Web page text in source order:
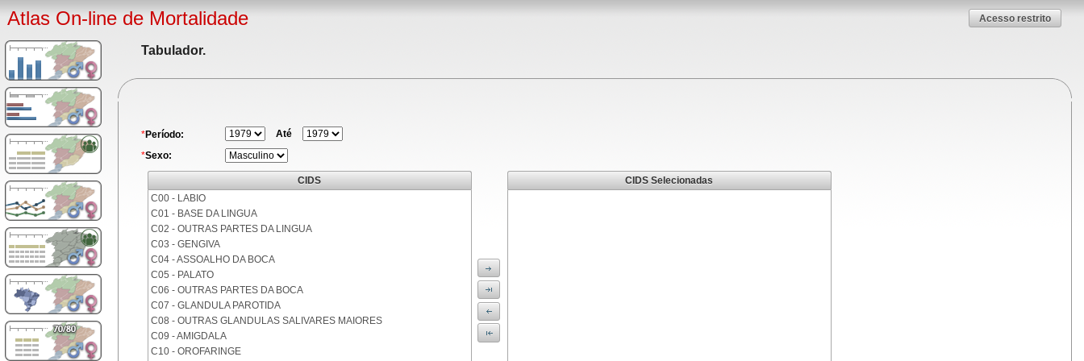
Atlas On-line de Mortalidade Acesso restrito
Tabulador.
*Período:
Até
*Sexo:
CIDS
C00 - LABIO
C01 - BASE DA LINGUA
C02 - OUTRAS PARTES DA LINGUA
C03 - GENGIVA
C04 - ASSOALHO DA BOCA
C05 - PALATO
C06 - OUTRAS PARTES DA BOCA
C07 - GLANDULA PAROTIDA
C08 - OUTRAS GLANDULAS SALIVARES MAIORES
C09 - AMIGDALA
C10 - OROFARINGE
CIDS Selecionadas